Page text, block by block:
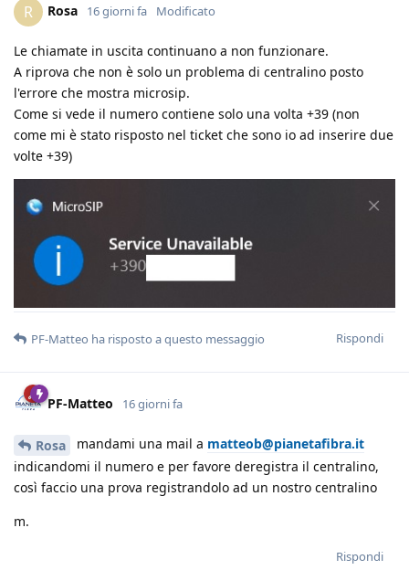
R Rosa 16 giorni fa Modificato
Le chiamate in uscita continuano a non funzionare.
A riprova che non è solo un problema di centralino posto
l'errore che mostra microsip.
Come si vede il numero contiene solo una volta +39 (non
come mi è stato risposto nel ticket che sono io ad inserire due
volte +39)
Rispondi
PF-Matteo ha risposto a questo messaggio
PF-Matteo 16 giorni fa
Rosa mandami una mail a matteob@pianetafibra.it
indicandomi il numero e per favore deregistra il centralino,
così faccio una prova registrandolo ad un nostro centralino
m.
Rispondi